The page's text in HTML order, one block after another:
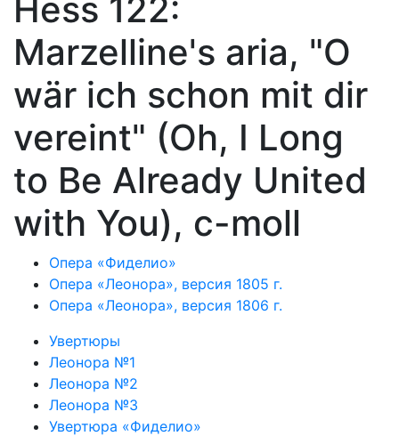
Hess 122:
Marzelline's aria, "O
wär ich schon mit dir
vereint" (Oh, I Long
to Be Already United
with You), c-moll
Опера «Фиделио»
Опера «Леонора», версия 1805 г.
Опера «Леонора», версия 1806 г.
Увертюры
Леонора №1
Леонора №2
Леонора №3
Увертюра «Фиделио»